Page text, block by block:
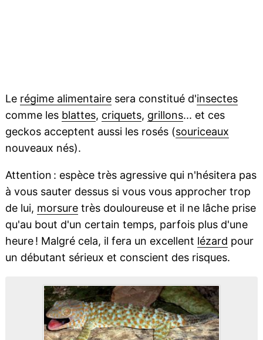
Le régime alimentairesera constitué d'insectes
comme les blattes, criquets, grillons... et ces
geckos acceptent aussi les rosés (souriceaux
nouveaux nés).
Attention : espèce très agressive qui n'hésitera pas
à vous sauter dessus si vous vous approcher trop
de lui, morsuretrès douloureuse et il ne lâche prise
qu'au bout d'un certain temps, parfois plus d'une
heure ! Malgré cela, il fera un excellent lézard pour
un débutant sérieux et conscient des risques.